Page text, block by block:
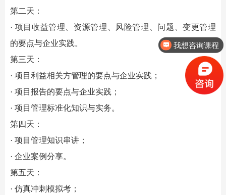
第二天：
· 项目收益管理、资源管理、风险管理、问题、变更管理
的要点与企业实践。
第三天：
· 项目利益相关方管理的要点与企业实践；
· 项目报告的要点与企业实践；
· 项目管理标准化知识与实务。
第四天：
· 项目管理知识串讲；
· 企业案例分享。
第五天：
· 仿真冲刺模拟考；
我想咨询课程